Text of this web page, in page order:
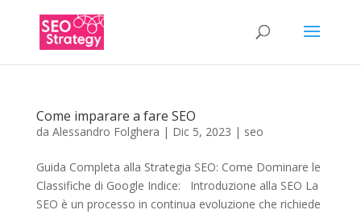
Come imparare a fare SEO
da Alessandro Folghera | Dic 5, 2023 | seo
Guida Completa alla Strategia SEO: Come Dominare le
Classifiche di Google Indice: Introduzione alla SEO La
SEO è un processo in continua evoluzione che richiede